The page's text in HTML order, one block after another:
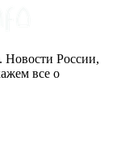
Новости России,
все о